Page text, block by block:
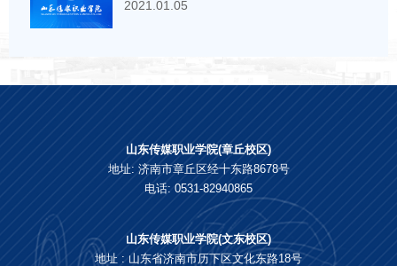
2021.01.05
山东传媒职业学院(章丘校区)
地址: 济南市章丘区经十东路8678号
电话: 0531-82940865
山东传媒职业学院(文东校区)
地址 : 山东省济南市历下区文化东路18号